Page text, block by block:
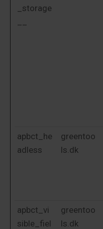
_storage
apbct_he
adless
greentoo
ls.dk
apbct_vi
sible_fiel
greentoo
ls.dk